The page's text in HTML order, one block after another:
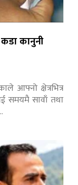
कानुनी
आफ्नो क्षेत्रभित्र
समयमै सावाँ तथा